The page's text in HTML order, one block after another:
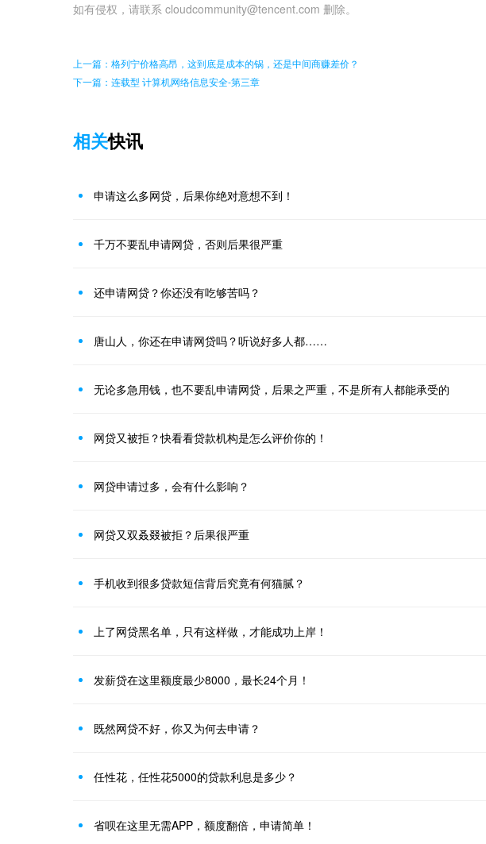
如有侵权，请联系 cloudcommunity@tencent.com 删除。
上一篇：格列宁价格高昂，这到底是成本的锅，还是中间商赚差价？
下一篇：连载型 计算机网络信息安全-第三章
相关快讯
申请这么多网贷，后果你绝对意想不到！
千万不要乱申请网贷，否则后果很严重
还申请网贷？你还没有吃够苦吗？
唐山人，你还在申请网贷吗？听说好多人都……
无论多急用钱，也不要乱申请网贷，后果之严重，不是所有人都能承受的
网贷又被拒？快看看贷款机构是怎么评价你的！
网贷申请过多，会有什么影响？
网贷又双叒叕被拒？后果很严重
手机收到很多贷款短信背后究竟有何猫腻？
上了网贷黑名单，只有这样做，才能成功上岸！
发薪贷在这里额度最少8000，最长24个月！
既然网贷不好，你又为何去申请？
任性花，任性花5000的贷款利息是多少？
省呗在这里无需APP，额度翻倍，申请简单！